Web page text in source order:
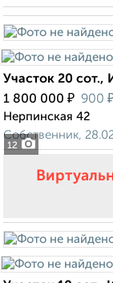
12
Участок 20 сот.,
1 800 000 ₽ 900
Нерпинская 42
Собственник,